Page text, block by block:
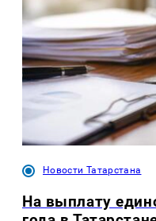
Новости Татарстана
На выплату